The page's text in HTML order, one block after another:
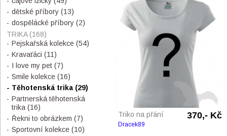
Triko na přání 370,- Kč
Dracek89
dětské příbory (13)
dospělácké příbory (2)
TRIKA(168)
Pejskařská kolekce (54)
Kravaťáci (11)
I love my pet (7)
Smile kolekce (16)
Těhotenská trika (29)
Partnerská těhotenská
trika (16)
Řekni to obrázkem (7)
Sportovní kolekce (10)